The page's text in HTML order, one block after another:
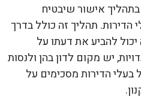
אישור שיבטיח
תהליך זה כולל בדרך
להביע את דעתו על
יש מקום לדון בהן ולנסות
הדירות מסכימים על